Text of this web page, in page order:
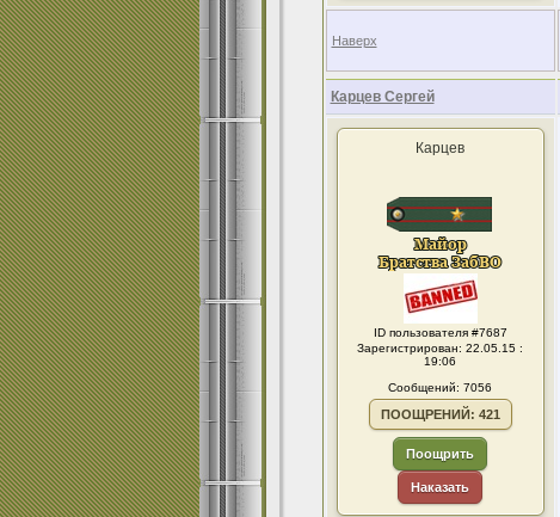
Наверх
Карцев Сергей
Карцев
ID пользователя #7687
Зарегистрирован: 22.05.15 :
19:06
Сообщений: 7056
ПООЩРЕНИЙ: 421
Поощрить
Наказать